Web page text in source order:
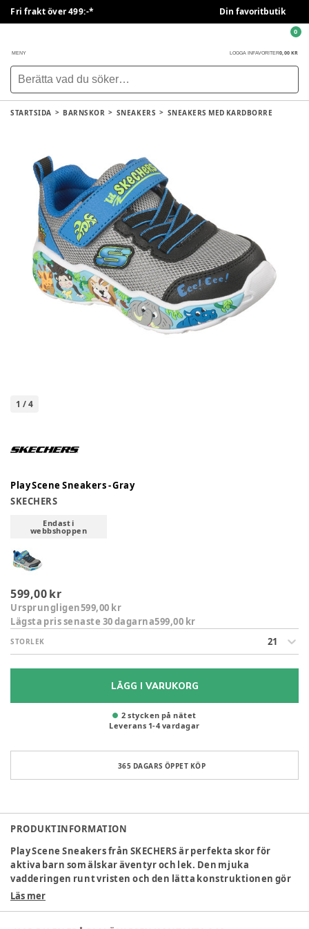
Fri frakt över 499:-* Din favoritbutik
MENY LOGGA IN FAVORITER0,00 KR
0
STARTSIDA BARNSKOR SNEAKERS SNEAKERS MED KARDBORRE
1 /4
Play Scene Sneakers - Gray
SKECHERS
Endast i
webbshoppen
599,00 kr
Ursprungligen599,00 kr
Lägsta pris senaste 30 dagarna599,00 kr
STORLEK 21
LÄGG I VARUKORG
2 stycken på nätet
Leverans 1-4 vardagar
365 DAGARS ÖPPET KÖP
PRODUKTINFORMATION
Play Scene Sneakers från SKECHERS är perfekta skor för
aktiva barn som älskar äventyr och lek. Den mjuka
vadderingen runt vristen och den lätta konstruktionen gör
skon bekväm att ha på sig, även under långa lekstunder eller
Läs mer